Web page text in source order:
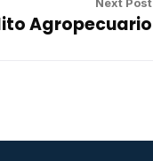
Agropecuario